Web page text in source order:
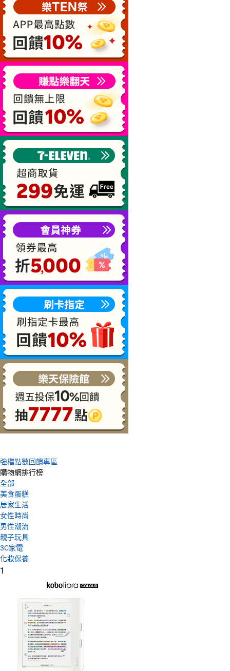
強檔點數回饋專區
購物網排行榜
全部
美食蛋糕
居家生活
女性時尚
男性潮流
親子玩具
3C家電
化妝保養
1